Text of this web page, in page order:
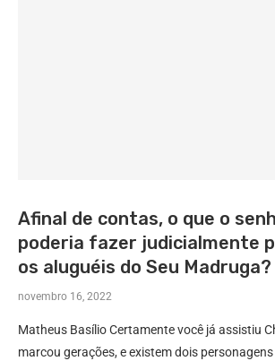
Afinal de contas, o que o
poderia fazer judicialmente
os aluguéis do Seu Madruga?
novembro 16, 2022
Matheus Basílio Certamente você já assistiu
marcou gerações, e existem dois